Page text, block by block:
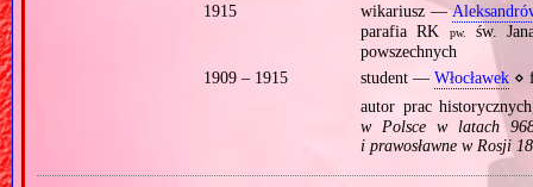
1915
wikariusz —
parafia RK
pw.
św.
powszechnych
1909 – 1915
student — Włocławek⋄
autor prac
w Polsce w latach
i prawosławne w Rosji